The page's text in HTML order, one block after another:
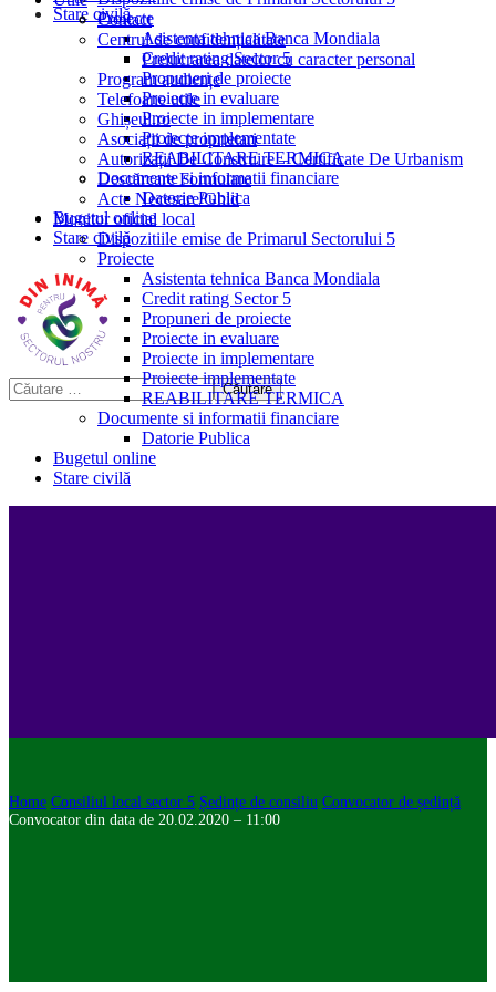
Stare civilă
Proiecte
Asistenta tehnica Banca Mondiala
Credit rating Sector 5
Propuneri de proiecte
Proiecte in evaluare
Proiecte in implementare
Proiecte implementate
REABILITARE TERMICA
Documente si informatii financiare
Datorie Publica
Bugetul online
Stare civilă
Contact
Centrul de confidențialitate
Prelucrarea datelor cu caracter personal
Program audiențe
Telefoane utile
Ghișeul.ro
Asociații de proprietari
Autorizații De Construire – Certificate De Urbanism
Descărcare Formulare
Acte Necesare/Ghid
Monitor oficial local
Dispozitiile emise de Primarul Sectorului 5
Proiecte
Asistenta tehnica Banca Mondiala
Credit rating Sector 5
Propuneri de proiecte
Proiecte in evaluare
Proiecte in implementare
Proiecte implementate
REABILITARE TERMICA
Documente si informatii financiare
Datorie Publica
Bugetul online
Stare civilă
Home Consiliul local sector 5 Ședințe de consiliu Convocator de ședință
Convocator din data de 20.02.2020 – 11:00